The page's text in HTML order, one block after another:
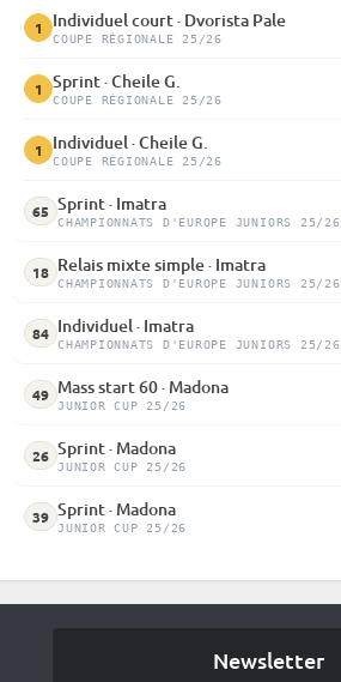
1 Individuel court · Dvorista Pale
COUPE RÉGIONALE 25/26
1 Sprint · Cheile G.
COUPE RÉGIONALE 25/26
1 Individuel · Cheile G.
COUPE RÉGIONALE 25/26
65 Sprint · Imatra
CHAMPIONNATS D'EUROPE JUNIORS 25/26
18 Relais mixte simple · Imatra
CHAMPIONNATS D'EUROPE JUNIORS 25/26
84 Individuel · Imatra
CHAMPIONNATS D'EUROPE JUNIORS 25/26
49 Mass start 60 · Madona
JUNIOR CUP 25/26
26 Sprint · Madona
JUNIOR CUP 25/26
39 Sprint · Madona
JUNIOR CUP 25/26
Newsletter